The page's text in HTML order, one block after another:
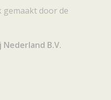
gemaakt door de
B.V.